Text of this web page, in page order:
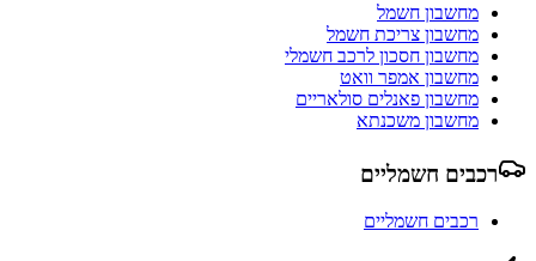
מחשבון חשמל
מחשבון צריכת חשמל
מחשבון חסכון לרכב חשמלי
מחשבון אמפר וואט
מחשבון פאנלים סולאריים
מחשבון משכנתא
רכבים חשמליים
רכבים חשמליים